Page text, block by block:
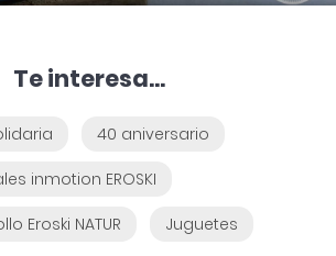
Te interesa...
40 aniversario
inmotion EROSKI
Eroski NATUR Juguetes